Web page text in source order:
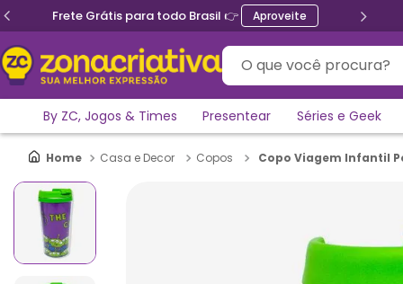
Frete Grátis para todo Brasil 👉 Aproveite
O que você procura?
By ZC, Jogos & Times Presentear Séries e Geek
Casa e Decor Copos Copo Viagem Infantil